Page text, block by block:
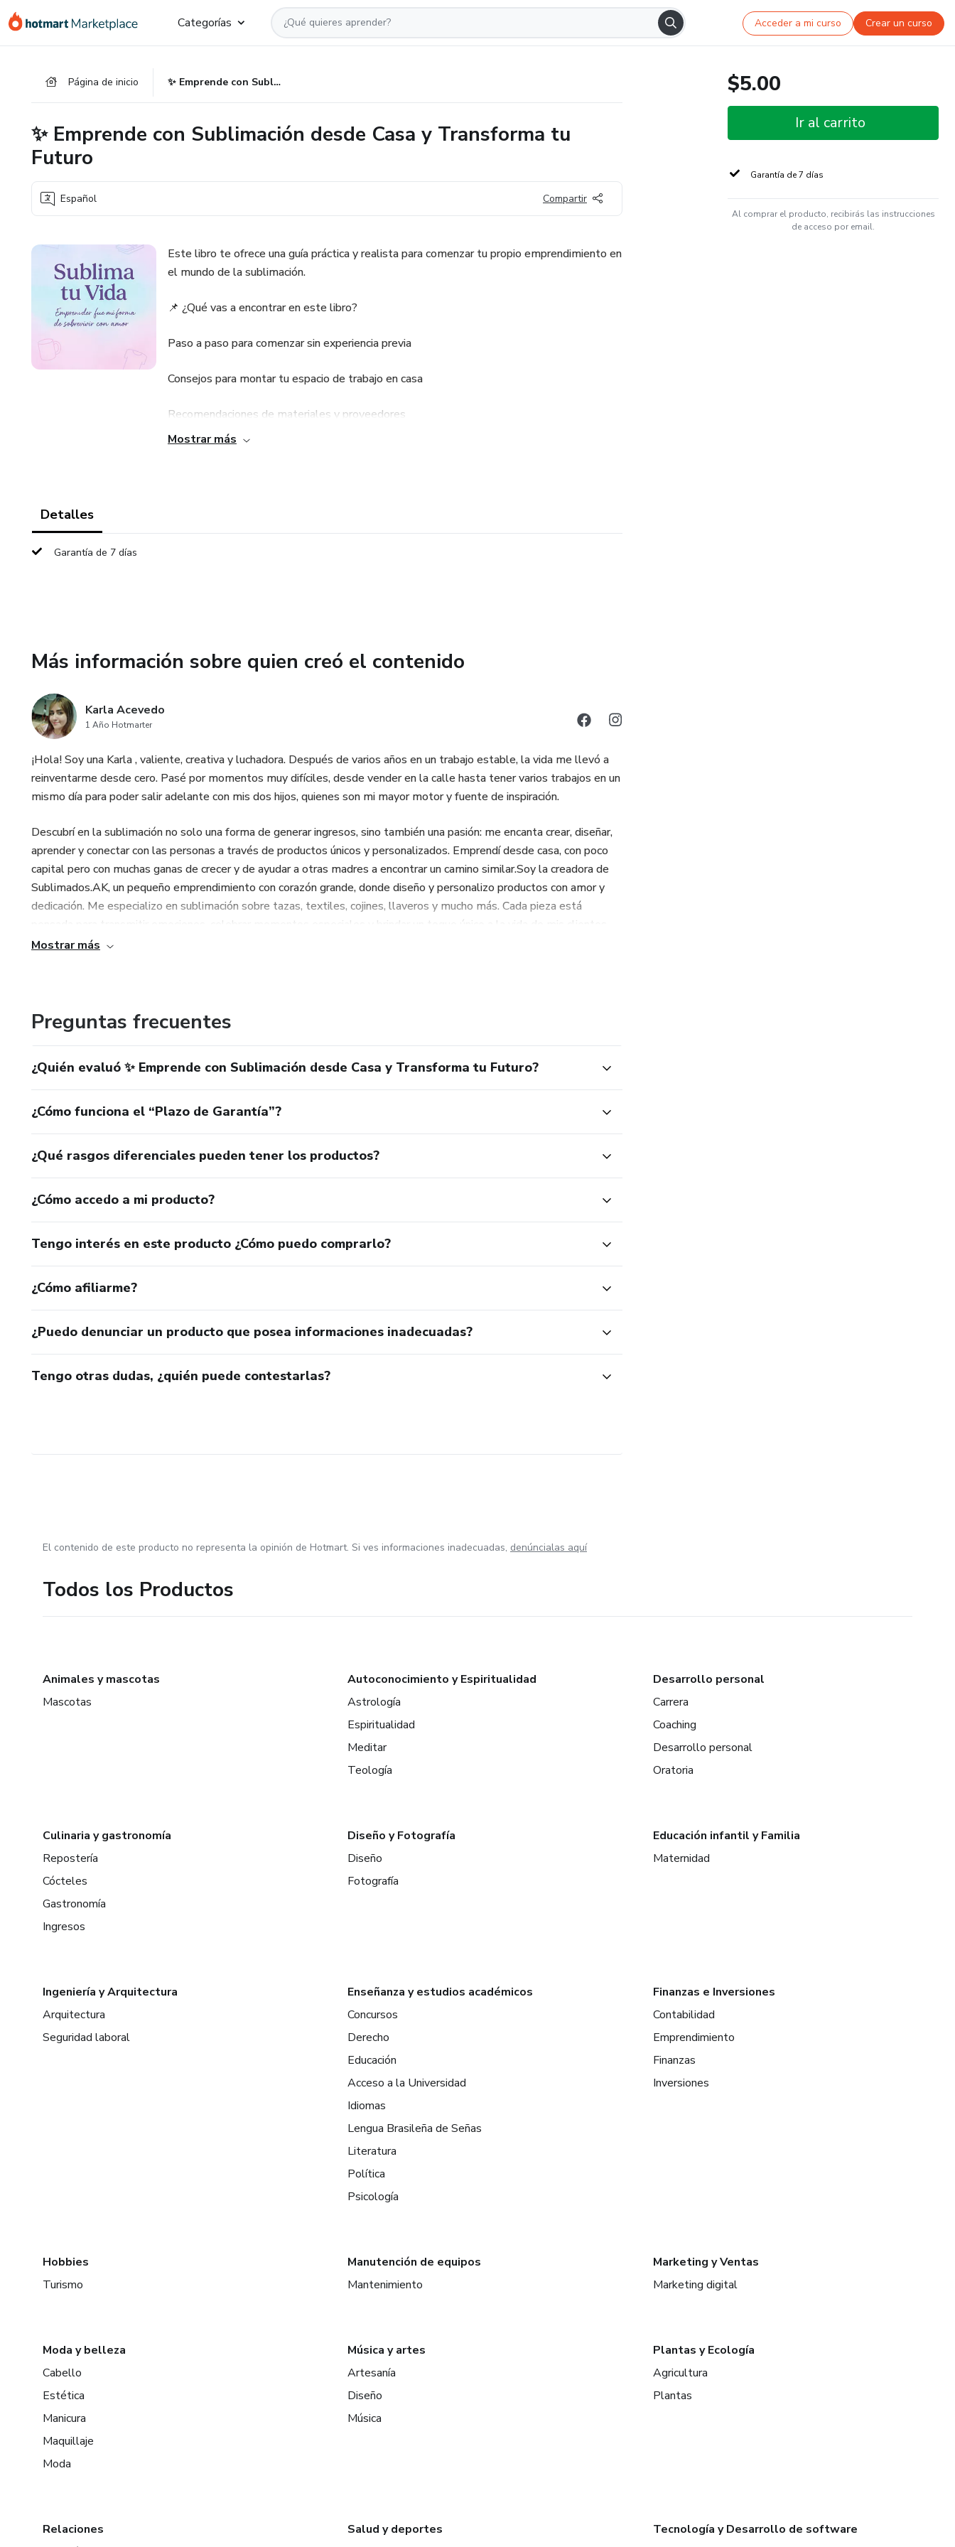
Categorías Acceder a mi curso Crear un curso
Página de inicio ✨ Emprende con Sublimación desde Casa y Transforma tu Futuro
✨ Emprende con Sublimación desde Casa y Transforma tu
Futuro
Español Compartir
Este libro te ofrece una guía práctica y realista para comenzar tu propio emprendimiento en
el mundo de la sublimación.
📌 ¿Qué vas a encontrar en este libro?
Paso a paso para comenzar sin experiencia previa
Consejos para montar tu espacio de trabajo en casa
Recomendaciones de materiales y proveedores
Mostrar más
Detalles
Garantía de 7 días
Más información sobre quien creó el contenido
Karla Acevedo
1 Año Hotmarter
¡Hola! Soy una Karla , valiente, creativa y luchadora. Después de varios años en un trabajo estable, la vida me llevó a
reinventarme desde cero. Pasé por momentos muy difíciles, desde vender en la calle hasta tener varios trabajos en un
mismo día para poder salir adelante con mis dos hijos, quienes son mi mayor motor y fuente de inspiración.
Descubrí en la sublimación no solo una forma de generar ingresos, sino también una pasión: me encanta crear, diseñar,
aprender y conectar con las personas a través de productos únicos y personalizados. Emprendí desde casa, con poco
capital pero con muchas ganas de crecer y de ayudar a otras madres a encontrar un camino similar.Soy la creadora de
Sublimados.AK, un pequeño emprendimiento con corazón grande, donde diseño y personalizo productos con amor y
dedicación. Me especializo en sublimación sobre tazas, textiles, cojines, llaveros y mucho más. Cada pieza está
pensada para transmitir emociones, celebrar momentos especiales y brindar un toque único a la vida de mis clientes.
Mi propósito es inspirar, motivar y demostrar que sí se puede empezar desde cero, con lo que se tiene, cuando se
Mostrar más
Preguntas frecuentes
¿Quién evaluó ✨ Emprende con Sublimación desde Casa y Transforma tu Futuro?
¿Cómo funciona el “Plazo de Garantía”?
¿Qué rasgos diferenciales pueden tener los productos?
¿Cómo accedo a mi producto?
Tengo interés en este producto ¿Cómo puedo comprarlo?
¿Cómo afiliarme?
¿Puedo denunciar un producto que posea informaciones inadecuadas?
Tengo otras dudas, ¿quién puede contestarlas?
$5.00
Ir al carrito
Garantía de 7 días
Al comprar el producto, recibirás las instrucciones
de acceso por email.
El contenido de este producto no representa la opinión de Hotmart. Si ves informaciones inadecuadas, denúncialas aquí
Todos los Productos
Animales y mascotas
Mascotas
Autoconocimiento y Espiritualidad
Astrología
Espiritualidad
Meditar
Teología
Desarrollo personal
Carrera
Coaching
Desarrollo personal
Oratoria
Culinaria y gastronomía
Repostería
Cócteles
Gastronomía
Ingresos
Diseño y Fotografía
Diseño
Fotografía
Educación infantil y Familia
Maternidad
Ingeniería y Arquitectura
Arquitectura
Seguridad laboral
Enseñanza y estudios académicos
Concursos
Derecho
Educación
Acceso a la Universidad
Idiomas
Lengua Brasileña de Señas
Literatura
Política
Psicología
Finanzas e Inversiones
Contabilidad
Emprendimiento
Finanzas
Inversiones
Hobbies
Turismo
Manutención de equipos
Mantenimiento
Marketing y Ventas
Marketing digital
Moda y belleza
Cabello
Estética
Manicura
Maquillaje
Moda
Música y artes
Artesanía
Diseño
Música
Plantas y Ecología
Agricultura
Plantas
Relaciones
Salud y deportes
Tecnología y Desarrollo de software